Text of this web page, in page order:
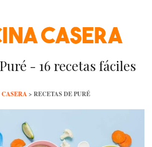
- 16 recetas fáciles
> RECETAS DE PURÉ